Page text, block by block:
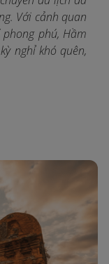
Với cảnh quan
phú, Hầm
nghỉ khó quên,